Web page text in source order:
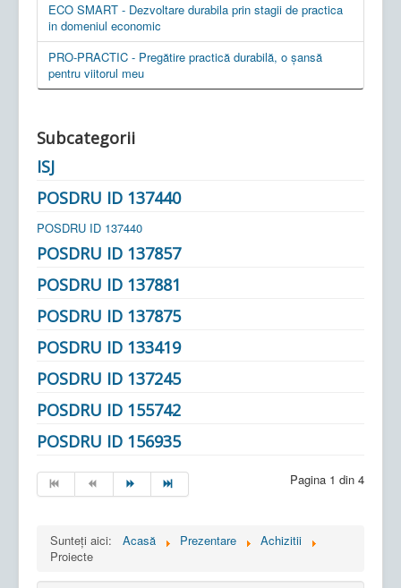
ECO SMART - Dezvoltare durabila prin stagii de practica
in domeniul economic
PRO-PRACTIC - Pregătire practică durabilă, o șansă
pentru viitorul meu
Subcategorii
ISJ
POSDRU ID 137440
POSDRU ID 137440
POSDRU ID 137857
POSDRU ID 137881
POSDRU ID 137875
POSDRU ID 133419
POSDRU ID 137245
POSDRU ID 155742
POSDRU ID 156935
Pagina 1 din 4
Sunteți aici: Acasă Prezentare
Achizitii
Proiecte